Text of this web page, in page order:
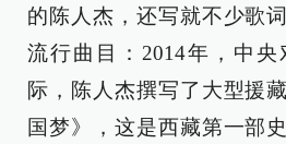
的陈人杰，还写就不少歌
流行曲目：2014年，中央
际，陈人杰撰写了大型援
国梦》，这是西藏第一部